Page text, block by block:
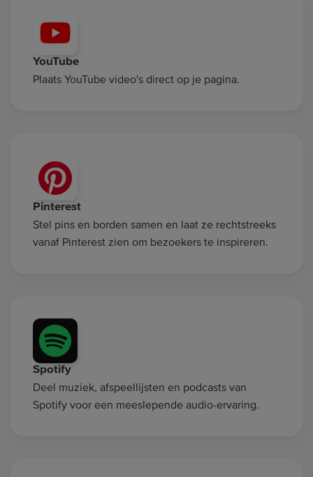
YouTube
Plaats YouTube video's direct op je pagina.
Pinterest
Stel pins en borden samen en laat ze rechtstreeks
vanaf Pinterest zien om bezoekers te inspireren.
Spotify
Deel muziek, afspeellijsten en podcasts van
Spotify voor een meeslepende audio-ervaring.